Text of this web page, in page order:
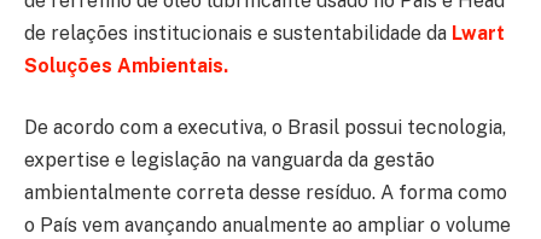
de relações institucionais e sustentabilidade da Lwart
Soluções Ambientais.
De acordo com a executiva, o Brasil possui tecnologia,
expertise e legislação na vanguarda da gestão
ambientalmente correta desse resíduo. A forma como
o País vem avançando anualmente ao ampliar o volume